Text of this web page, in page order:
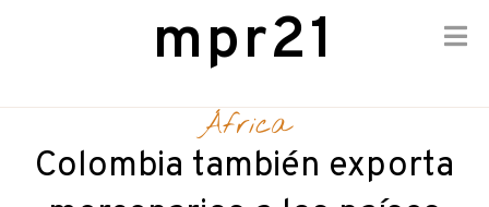
content
mpr21
África
Colombia también exporta